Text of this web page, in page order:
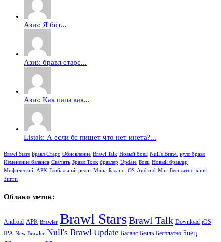
Азиз: Я бот...
Азиз: бравл старс...
Азиз: Как папа как...
Listok: А если бс пишет что нет инета?...
Brawl Stars Бравл Старс Обновление Brawl Talk Новый боец Null's Brawl нулс бравл
Изменение баланса Скачать Бравл Толк бравлер Update Боец Новый бравлер
Мифический APK Глобальный релиз Мина Баланс iOS Android Мэг Бесплатно хэнк
Зигги
Облако меток:
Android APK Brawler Brawl StarsBrawl Talk Download iOS
IPA New Brawler Null's Brawl Update Баланс Белль Бесплатно Боец